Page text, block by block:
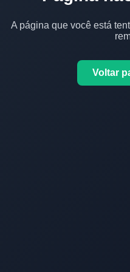
A página que você está
Voltar